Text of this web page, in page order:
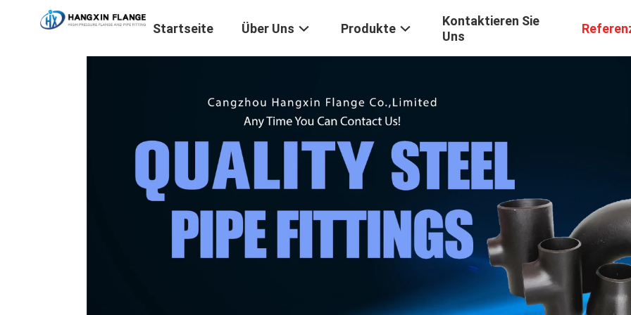
Startseite Über Uns Produkte
Kontaktieren Sie
Uns